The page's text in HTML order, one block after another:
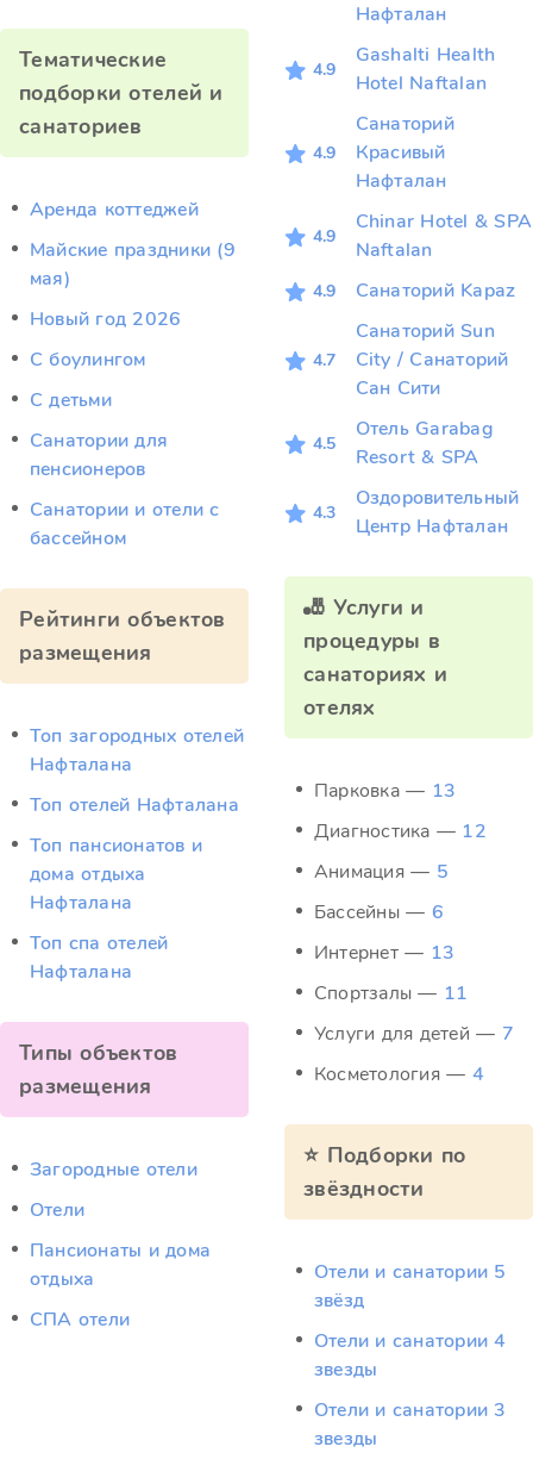
Тематические
подборки отелей и
санаториев
Аренда коттеджей
Майские праздники (9
мая)
Новый год 2026
С боулингом
С детьми
Санатории для
пенсионеров
Санатории и отели с
бассейном
Рейтинги объектов
размещения
Топ загородных отелей
Нафталана
Топ отелей Нафталана
Топ пансионатов и
дома отдыха
Нафталана
Топ спа отелей
Нафталана
Типы объектов
размещения
Загородные отели
Отели
Пансионаты и дома
отдыха
СПА отели
Нафталан
4.9
Gashalti Health
Hotel Naftalan
4.9
Санаторий
Красивый
Нафталан
4.9
Chinar Hotel & SPA
Naftalan
4.9 Санаторий Kapaz
4.7
Санаторий Sun
City / Санаторий
Сан Сити
4.5
Отель Garabag
Resort & SPA
4.3
Оздоровительный
Центр Нафталан
🎳 Услуги и
процедуры в
санаториях и
отелях
Парковка — 13
Диагностика — 12
Анимация — 5
Бассейны — 6
Интернет — 13
Спортзалы — 11
Услуги для детей — 7
Косметология — 4
⭐ Подборки по
звёздности
Отели и санатории 5
звёзд
Отели и санатории 4
звезды
Отели и санатории 3
звезды